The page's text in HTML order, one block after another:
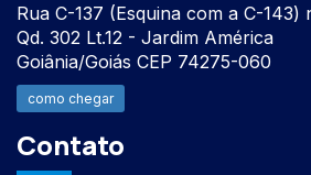
Rua C-137 (Esquina com a C-143)
Qd. 302 Lt.12 - Jardim América
Goiânia/Goiás CEP 74275-060
como chegar
Contato